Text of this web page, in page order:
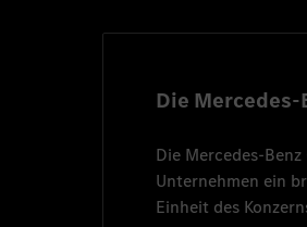
Die Mercedes-
Die Mercedes-Benz
Unternehmen ein
Einheit des